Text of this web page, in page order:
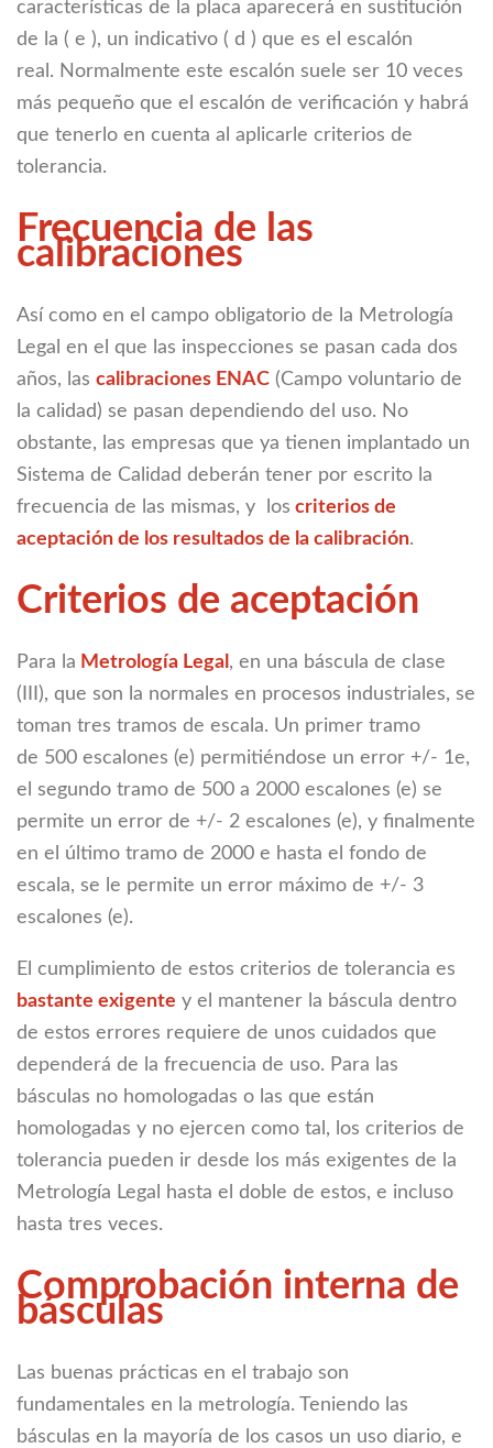
características de la placa aparecerá en sustitución
de la ( e ), un indicativo ( d ) que es el escalón
real. Normalmente este escalón suele ser 10 veces
más pequeño que el escalón de verificación y habrá
que tenerlo en cuenta al aplicarle criterios de
tolerancia.
Frecuencia de las
calibraciones
Así como en el campo obligatorio de la Metrología
Legal en el que las inspecciones se pasan cada dos
años, las calibraciones ENAC (Campo voluntario de
la calidad) se pasan dependiendo del uso. No
obstante, las empresas que ya tienen implantado un
Sistema de Calidad deberán tener por escrito la
frecuencia de las mismas, y los criterios de
aceptación de los resultados de la calibración.
Criterios de aceptación
Para la Metrología Legal , en una báscula de clase
(III), que son la normales en procesos industriales, se
toman tres tramos de escala. Un primer tramo
de 500 escalones (e) permitiéndose un error +/- 1e,
el segundo tramo de 500 a 2000 escalones (e) se
permite un error de +/- 2 escalones (e), y finalmente
en el último tramo de 2000 e hasta el fondo de
escala, se le permite un error máximo de +/- 3
escalones (e).
El cumplimiento de estos criterios de tolerancia es
bastante exigente y el mantener la báscula dentro
de estos errores requiere de unos cuidados que
dependerá de la frecuencia de uso. Para las
básculas no homologadas o las que están
homologadas y no ejercen como tal, los criterios de
tolerancia pueden ir desde los más exigentes de la
Metrología Legal hasta el doble de estos, e incluso
hasta tres veces.
Comprobación interna de
básculas
Las buenas prácticas en el trabajo son
fundamentales en la metrología. Teniendo las
básculas en la mayoría de los casos un uso diario, e